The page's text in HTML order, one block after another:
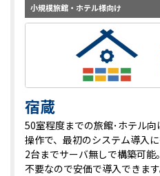
小規模旅館・ホテル様向け
宿蔵
50室程度までの旅館･ホテル
操作で、最初のシステム導入
2台までサーバ無しで構築可
不要なので安価で導入できます